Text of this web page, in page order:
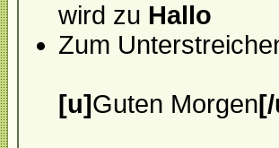
wird zu Hallo
Zum
[u]Guten Morgen